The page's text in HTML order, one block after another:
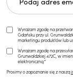
Wyrażam zgodę na
Gdańsku przy ul.
marketingu produktów lub
Wyrażam zgodę na
Grunwaldzkiej 472C, w
elektroniczną.*
Prosimy o zapoznanie się z naszą